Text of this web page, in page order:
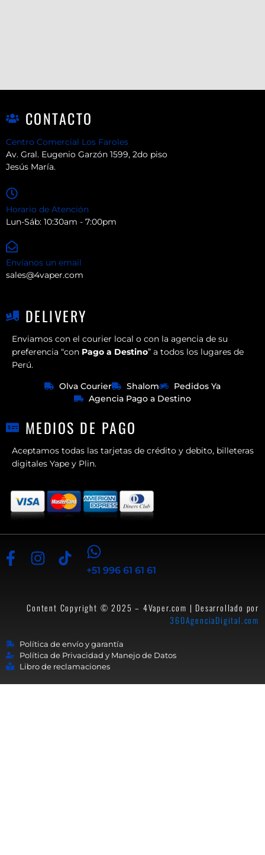
CONTACTO
Centro Comercial Los Faroles
Av. Gral. Eugenio Garzón 1599, 2do piso
Jesús María.
Horario de Atención
Lun-Sáb: 10:30am - 7:00pm
Envíanos un email
sales@4vaper.com
DELIVERY
Enviamos con el courier local o con la agencia de su
preferencia “con Pago a Destino” a todos los lugares de
Perú.
Olva Courier
Shalom
Pedidos Ya
Agencia Pago a Destino
MEDIOS DE PAGO
Aceptamos todas las tarjetas de crédito y debito, billeteras
digitales Yape y Plin.
+51 996 61 61 61
Content Copyright © 2025 – 4Vaper.com | Desarrollado por
360AgenciaDigital.com
Política de envío y garantía
Política de Privacidad y Manejo de Datos
Libro de reclamaciones